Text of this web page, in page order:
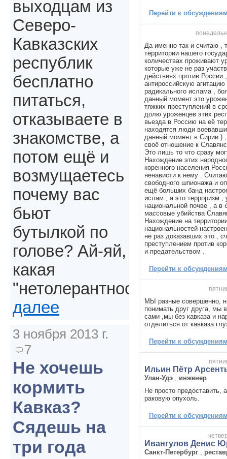
Перейти к
Да именно так и считаю ,
территории нашего
количествах проживают
которые уже не раз
действиях против России
антироссийскую
радикального ислама ,
данный момент это
тяжких преступлений в
долю уроженцев этих
вьезда в Россию на её
находятся люди
данный момент в Сирии
своё отношение к
Это лишь то что сразу
Нахождение этих
коренного населения
ненависти к нему .
свободного шпионажа и
ещё больших банд
ислам , а это терроризм ,
национальной почве , а
массовые убийства
Нахождение на
национальностей
не раз доказавших это ,
преступлением против
и предательством .
Перейти к
МЫ разные совершенно,
понимать друг друга, мы
сами ,мы без кавказа и
отделиться от кавказа
Перейти к
Ильин Пётр
Улан-Удэ
инженер
Не просто предоставить,
раковую опухоль.
Перейти к
Ивангулов Денис
Санкт-Петербург
выходцам из
Северо-
Кавказских
республик
бесплатно
питаться,
отказываете в
знакомстве, а
потом ещё и
возмущаетесь
почему вас
бьют
бутылкой по
голове? Ай-яй,
какая
"нетолерантность".
далее
3 ноября 2013 г.
7
Не хочешь
кормить
Кавказ?
Сядешь на
три года